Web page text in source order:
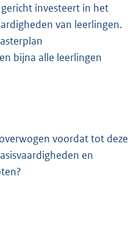
investeert in het
van leerlingen.
bijna alle leerlingen
voordat tot deze
en